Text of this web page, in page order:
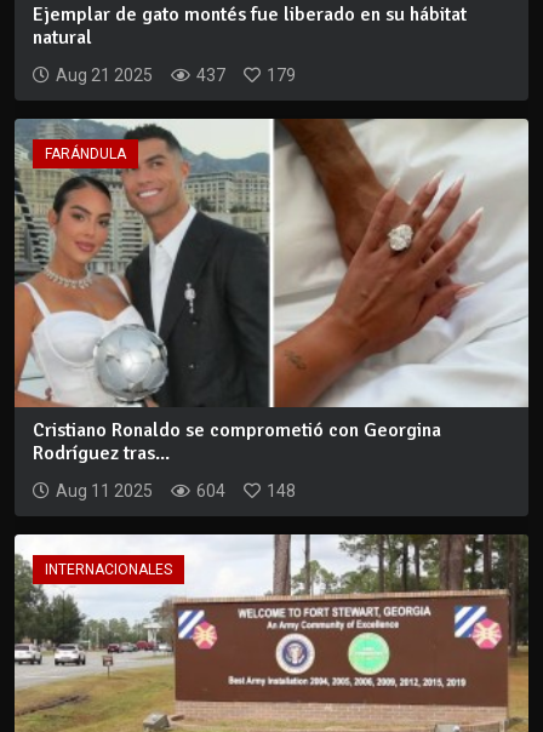
Ejemplar de gato montés fue liberado en su hábitat
natural
Aug 21 2025 437 179
FARÁNDULA
Cristiano Ronaldo se comprometió con Georgina
Rodríguez tras...
Aug 11 2025 604 148
INTERNACIONALES